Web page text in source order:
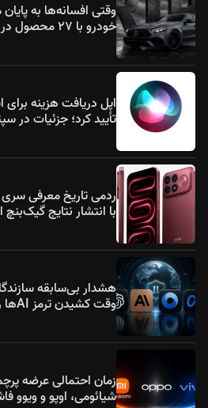
وقتی افسانه‌ها به
خودرو با ۲۷ محصول در سال ۲۰۲۶
تأیید کرد؛ جزئیات در
با انتشار نتایج گیک‌بنچ
هشدار بی‌سابقه
وقت کشیدن ترمز AIها رسیده است؟
زمان احتمالی عرضه
شیائومی، اوپو و ویوو